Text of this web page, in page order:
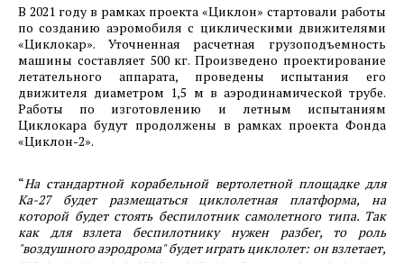
2024г.
27.07.2024
Фотоотчет о ходе строительства1-й очереди
машиностроительного предприятия ООО
«Хенкон Сибирь» на территории ОЭЗ
Красноярская Технологическая Долина. Июль
26.07.2024
Фотоотчет о ходе строительства предприятия
ООО «РусСилика» на территории ОЭЗ Кулибин
В 2021 году в рамках проекта «Циклон» стартовали работы
по созданию аэромобиля с циклическими движителями
«Циклокар». Уточненная расчетная грузоподъемность
машины составляет 500 кг. Произведено проектирование
летательного аппарата, проведены испытания его
движителя диаметром 1,5 м в аэродинамической трубе.
Работы по изготовлению и летным испытаниям
Циклокара будут продолжены в рамках проекта Фонда
«Циклон-2».
“На стандартной корабельной вертолетной площадке для
Ка-27 будет размещаться циклолетная платформа, на
которой будет стоять беспилотник самолетного типа. Так
как для взлета беспилотнику нужен разбег, то роль
"воздушного аэродрома" будет играть циклолет: он взлетает,